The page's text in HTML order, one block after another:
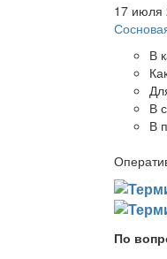
17 июля
В
В
В
По